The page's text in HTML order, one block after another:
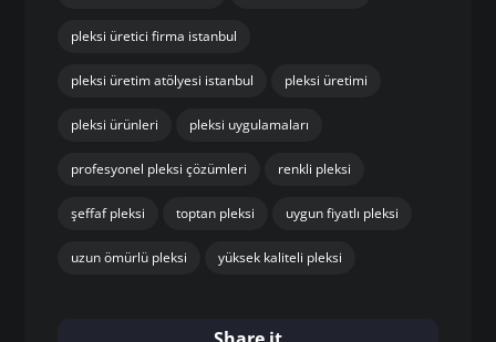
pleksi üretici firma istanbul
pleksi üretim atölyesi istanbul pleksi üretimi
pleksi ürünleri pleksi uygulamaları
profesyonel pleksi çözümleri renkli pleksi
şeffaf pleksi toptan pleksi uygun fiyatlı pleksi
uzun ömürlü pleksi yüksek kaliteli pleksi